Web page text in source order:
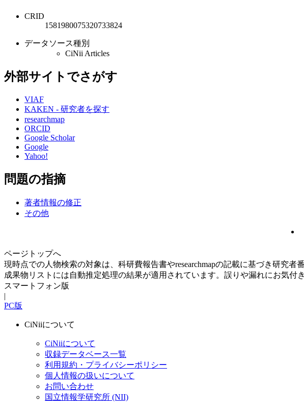
CRID
1581980075320733824
データソース種別
CiNii Articles
外部サイトでさがす
VIAF
KAKEN - 研究者を探す
researchmap
ORCID
Google Scholar
Google
Yahoo!
問題の指摘
著者情報の修正
その他
ページトップへ
現時点での人物検索の対象は、科研費報告書やresearchmapの記載に基づき研究者
成果物リストには自動推定処理の結果が適用されています。誤りや漏れにお気付
スマートフォン版
|
PC版
CiNiiについて
CiNiiについて
収録データベース一覧
利用規約・プライバシーポリシー
個人情報の扱いについて
お問い合わせ
国立情報学研究所 (NII)